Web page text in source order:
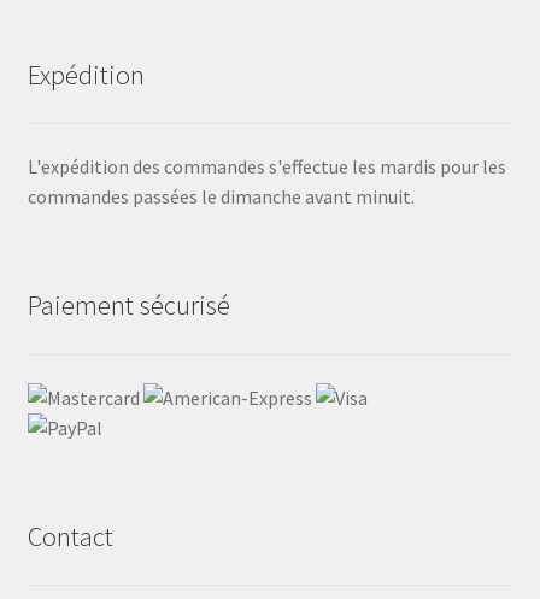
Expédition
L'expédition des commandes s'effectue les mardis pour les
commandes passées le dimanche avant minuit.
Paiement sécurisé
Contact